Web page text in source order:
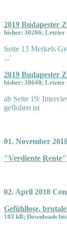
2019 Budapester
bisher: 30266; Letzter
Seite 13 Merkels
...'
2019 Budapester
bisher: 30648; Letzter
ab Seite 19:
geflohen ist
01. November
"Verdiente Rente"
02. April 2018
Gefühllose,
103 kB; Downloads